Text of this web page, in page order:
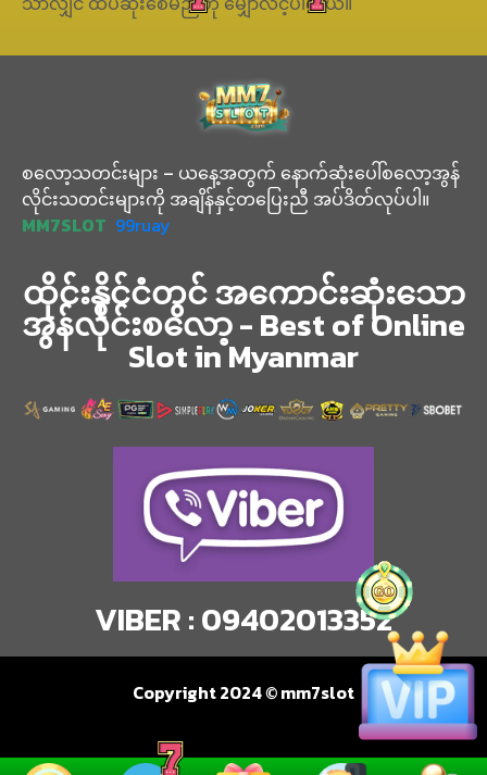
စလော့သတင်းများ – ယနေ့အတွက် နောက်ဆုံးပေါ်စလော့အွန်
လိုင်းသတင်းများကို အချိန်နှင့်တပြေးညီ အပ်ဒိတ်လုပ်ပါ။
MM7SLOT 99ruay
ထိုင်းနိုင်ငံတွင် အကောင်းဆုံးသော
အွန်လိုင်းစလော့ - Best of Online
Slot in Myanmar
VIBER : 09402013352
Copyright 2024 © mm7slot